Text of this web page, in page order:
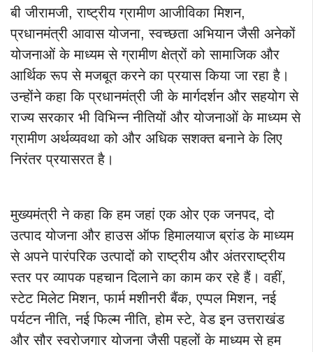
बी जीरामजी, राष्ट्रीय ग्रामीण आजीविका मिशन,
प्रधानमंत्री आवास योजना, स्वच्छता अभियान जैसी अनेकों
योजनाओं के माध्यम से ग्रामीण क्षेत्रों को सामाजिक और
आर्थिक रूप से मजबूत करने का प्रयास किया जा रहा है।
उन्होंने कहा कि प्रधानमंत्री जी के मार्गदर्शन और सहयोग से
राज्य सरकार भी विभिन्न नीतियों और योजनाओं के माध्यम से
ग्रामीण अर्थव्यवथा को और अधिक सशक्त बनाने के लिए
निरंतर प्रयासरत है।
मुख्यमंत्री ने कहा कि हम जहां एक ओर एक जनपद, दो
उत्पाद योजना और हाउस ऑफ हिमालयाज ब्रांड के माध्यम
से अपने पारंपरिक उत्पादों को राष्ट्रीय और अंतरराष्ट्रीय
स्तर पर व्यापक पहचान दिलाने का काम कर रहे हैं। वहीं,
स्टेट मिलेट मिशन, फार्म मशीनरी बैंक, एप्पल मिशन, नई
पर्यटन नीति, नई फिल्म नीति, होम स्टे, वेड इन उत्तराखंड
और सौर स्वरोजगार योजना जैसी पहलों के माध्यम से हम